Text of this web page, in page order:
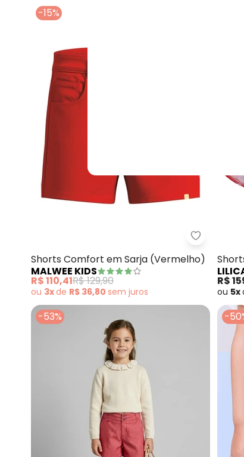
-15%
Malwee
Shorts Comfort em Sarja (Vermelho)
MALWEE KIDS
R$ 110,41R$ 129,90
ou 3xde R$ 36,80 sem juros
R$
ou 5x
-53% -